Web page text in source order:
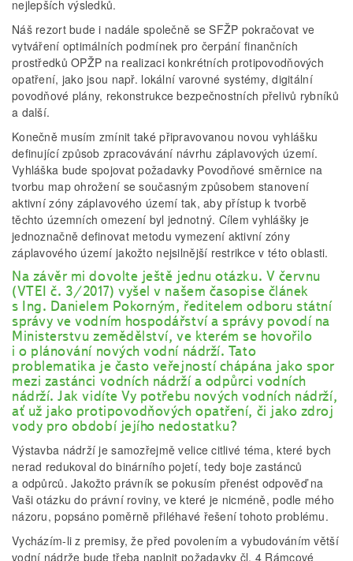
nejlepších výsledků.
Náš rezort bude i nadále společně se SFŽP pokračovat ve
vytváření optimálních podmínek pro čerpání finančních
prostředků OPŽP na realizaci konkrétních protipovodňových
opatření, jako jsou např. lokální varovné systémy, digitální
povodňové plány, rekonstrukce bezpečnostních přelivů rybníků
a další.
Konečně musím zmínit také připravovanou novou vyhlášku
definující způsob zpracovávání návrhu záplavových území.
Vyhláška bude spojovat požadavky Povodňové směrnice na
tvorbu map ohrožení se současným způsobem stanovení
aktivní zóny záplavového území tak, aby přístup k tvorbě
těchto územních omezení byl jednotný. Cílem vyhlášky je
jednoznačně definovat metodu vymezení aktivní zóny
záplavového území jakožto nejsilnější restrikce v této oblasti.
Na závěr mi dovolte ještě jednu otázku. V červnu
(VTEI č. 3/2017) vyšel v našem časopise článek
s Ing. Danielem Pokorným, ředitelem odboru státní
správy ve vodním hospodářství a správy povodí na
Ministerstvu zemědělství, ve kterém se hovořilo
i o plánování nových vodní nádrží. Tato
problematika je často veřejností chápána jako spor
mezi zastánci vodních nádrží a odpůrci vodních
nádrží. Jak vidíte Vy potřebu nových vodních nádrží,
ať už jako protipovodňových opatření, či jako zdroj
vody pro období jejího nedostatku?
Výstavba nádrží je samozřejmě velice citlivé téma, které bych
nerad redukoval do binárního pojetí, tedy boje zastánců
a odpůrců. Jakožto právník se pokusím přenést odpověď na
Vaši otázku do právní roviny, ve které je nicméně, podle mého
názoru, popsáno poměrně přiléhavé řešení tohoto problému.
Vycházím-li z premisy, že před povolením a vybudováním větší
vodní nádrže bude třeba naplnit požadavky čl. 4 Rámcové